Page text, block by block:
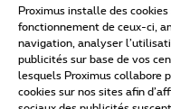
Conditions
Proximus installe des
fonctionnement de ceux-ci,
navigation, analyser
publicités sur base de vos
lesquels Proximus collabore
cookies sur nos sites afin